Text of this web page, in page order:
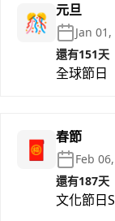
🎊 元旦
Jan
還有151天
全球節日
🧧 春節
Feb
還有187天
文化節日